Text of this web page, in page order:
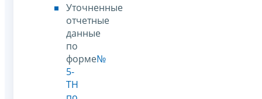
Уточненные
отчетные
данные
по
форме№
5-
ТН